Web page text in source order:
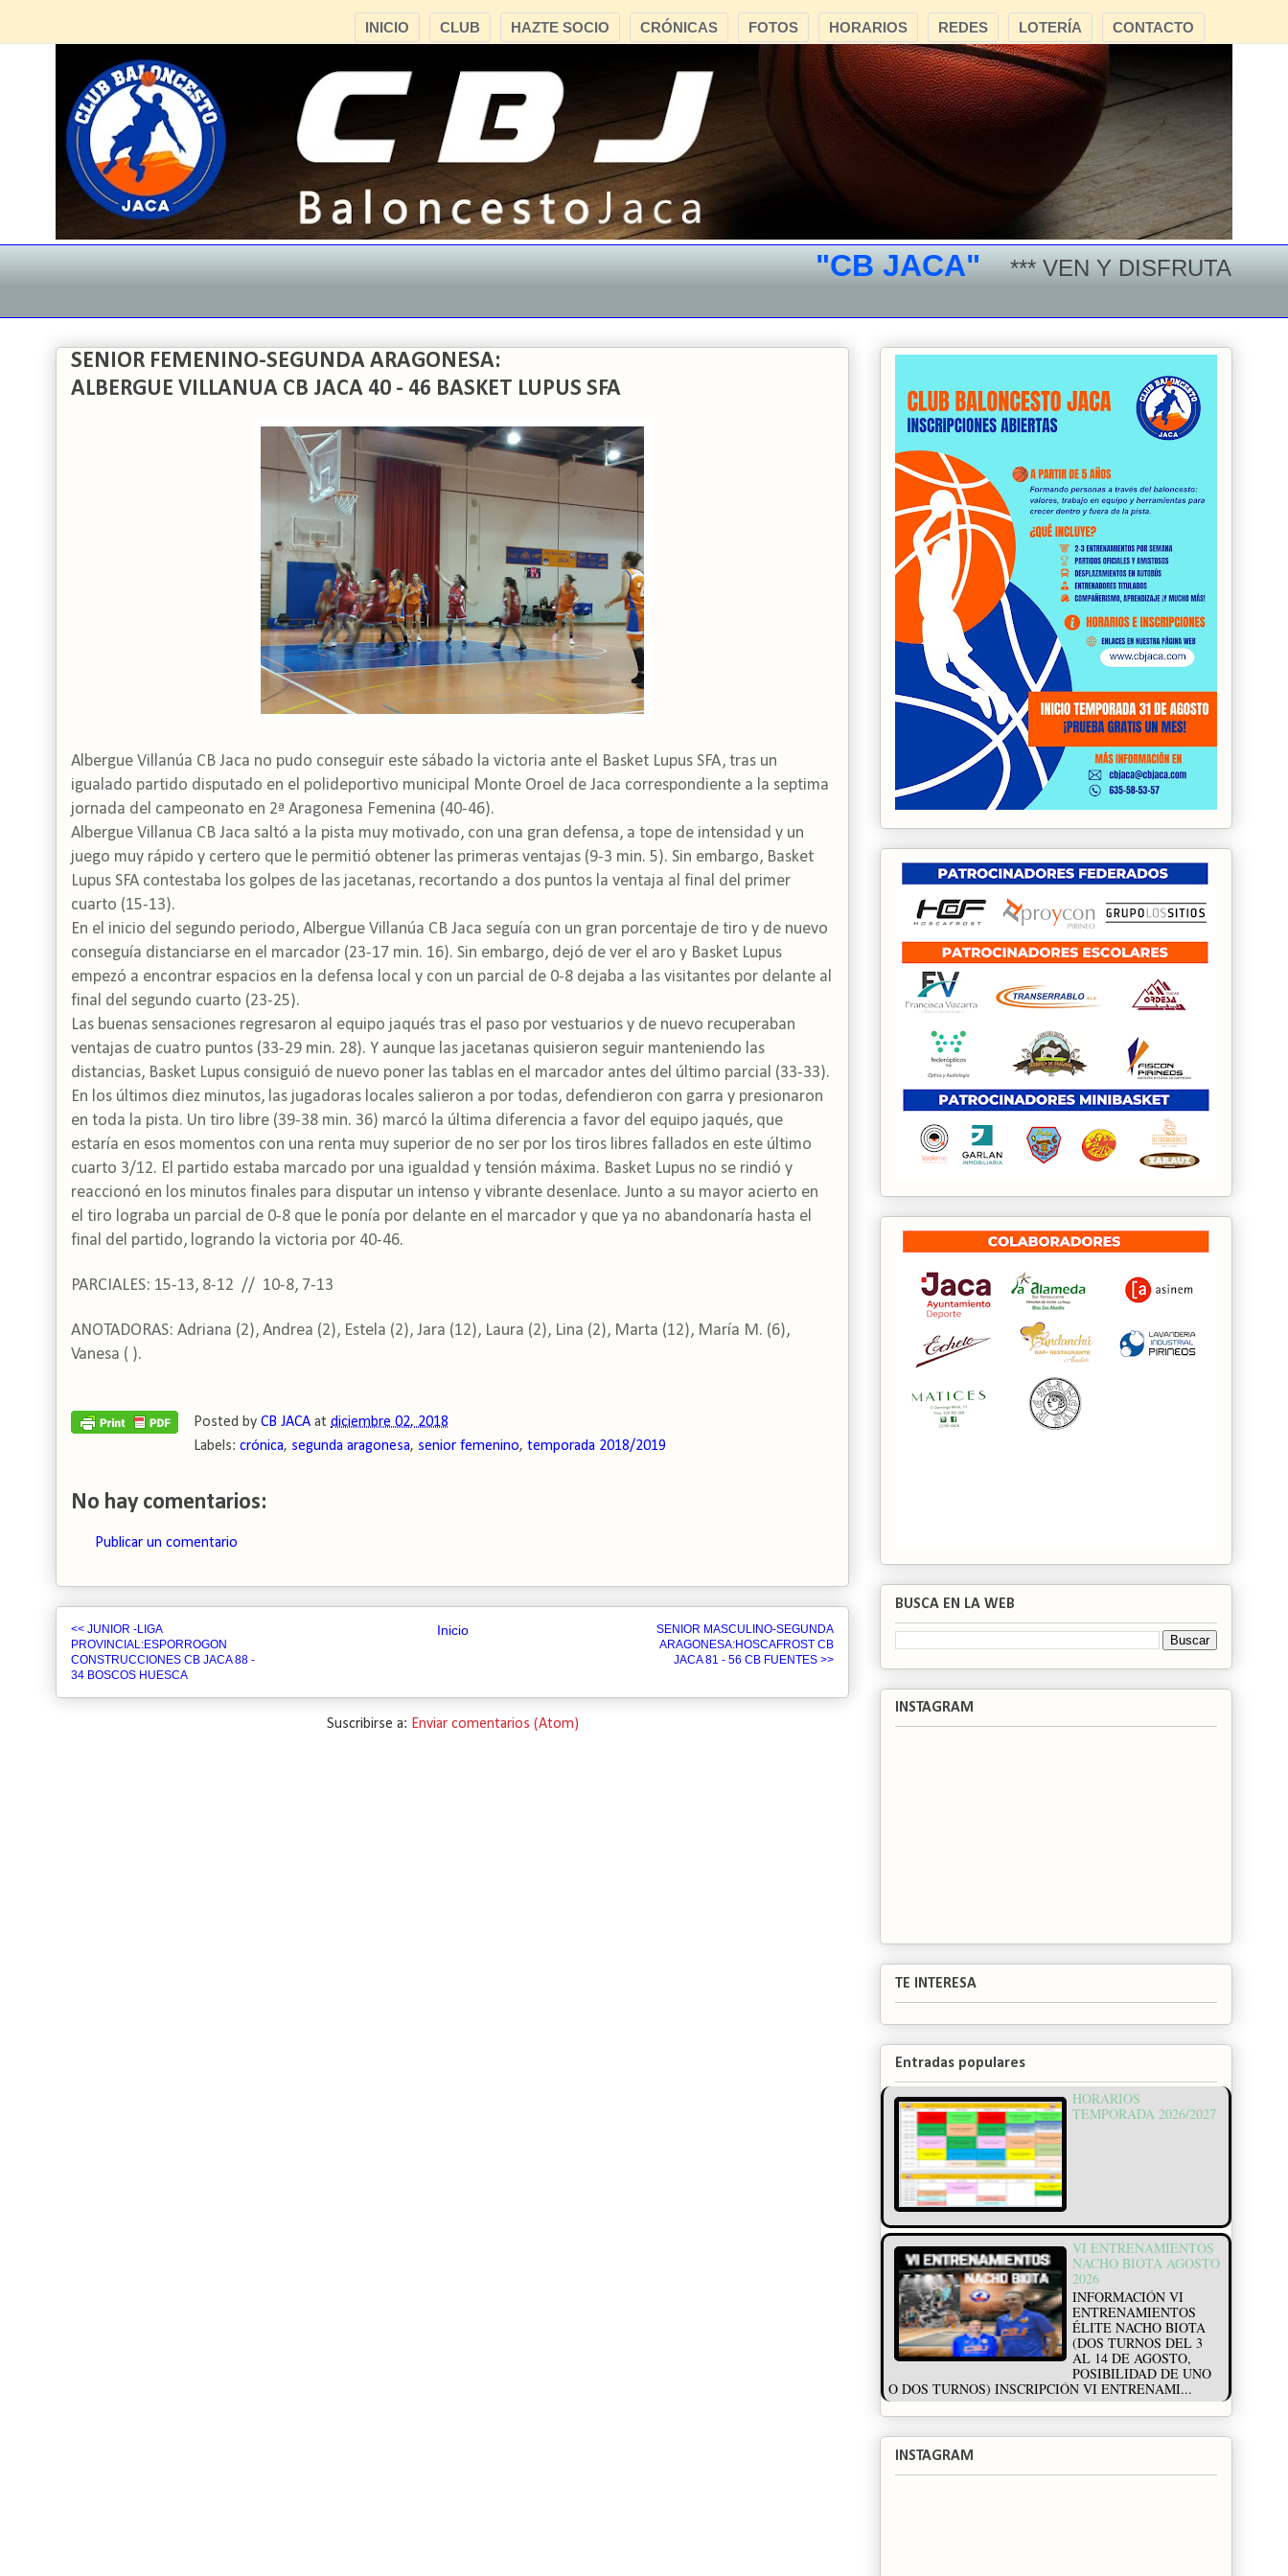
CONTACTO
LOTERÍA
REDES
HORARIOS
FOTOS
CRÓNICAS
HAZTE SOCIO
CLUB
INICIO
"CB JACA" *** VEN Y DISFRUTA DEL
SENIOR FEMENINO-SEGUNDA ARAGONESA:
ALBERGUE VILLANUA CB JACA 40 - 46 BASKET LUPUS SFA
Albergue Villanúa CB Jaca no pudo conseguir este sábado la victoria ante el Basket Lupus SFA, tras un
igualado partido disputado en el polideportivo municipal Monte Oroel de Jaca correspondiente a la septima
jornada del campeonato en 2ª Aragonesa Femenina (40-46).
Albergue Villanua CB Jaca saltó a la pista muy motivado, con una gran defensa, a tope de intensidad y un
juego muy rápido y certero que le permitió obtener las primeras ventajas (9-3 min. 5). Sin embargo, Basket
Lupus SFA contestaba los golpes de las jacetanas, recortando a dos puntos la ventaja al final del primer
cuarto (15-13).
En el inicio del segundo periodo, Albergue Villanúa CB Jaca seguía con un gran porcentaje de tiro y de nuevo
conseguía distanciarse en el marcador (23-17 min. 16). Sin embargo, dejó de ver el aro y Basket Lupus
empezó a encontrar espacios en la defensa local y con un parcial de 0-8 dejaba a las visitantes por delante al
final del segundo cuarto (23-25).
Las buenas sensaciones regresaron al equipo jaqués tras el paso por vestuarios y de nuevo recuperaban
ventajas de cuatro puntos (33-29 min. 28). Y aunque las jacetanas quisieron seguir manteniendo las
distancias, Basket Lupus consiguió de nuevo poner las tablas en el marcador antes del último parcial (33-33).
En los últimos diez minutos, las jugadoras locales salieron a por todas, defendieron con garra y presionaron
en toda la pista. Un tiro libre (39-38 min. 36) marcó la última diferencia a favor del equipo jaqués, que
estaría en esos momentos con una renta muy superior de no ser por los tiros libres fallados en este último
cuarto 3/12. El partido estaba marcado por una igualdad y tensión máxima. Basket Lupus no se rindió y
reaccionó en los minutos finales para disputar un intenso y vibrante desenlace. Junto a su mayor acierto en
el tiro lograba un parcial de 0-8 que le ponía por delante en el marcador y que ya no abandonaría hasta el
final del partido, logrando la victoria por 40-46.
PARCIALES: 15-13, 8-12 // 10-8, 7-13
ANOTADORAS: Adriana (2), Andrea (2), Estela (2), Jara (12), Laura (2), Lina (2), Marta (12), María M. (6),
Vanesa ( ).
Posted by CB JACA at diciembre 02, 2018
Labels: crónica, segunda aragonesa, senior femenino, temporada 2018/2019
No hay comentarios:
Publicar un comentario
<< JUNIOR -LIGA
PROVINCIAL:ESPORROGON
CONSTRUCCIONES CB JACA 88 -
34 BOSCOS HUESCA
SENIOR MASCULINO-SEGUNDA
ARAGONESA:HOSCAFROST CB
JACA 81 - 56 CB FUENTES >>
Inicio
Suscribirse a: Enviar comentarios (Atom)
BUSCA EN LA WEB
INSTAGRAM
TE INTERESA
Entradas populares
HORARIOS
TEMPORADA 2026/2027
VI ENTRENAMIENTOS
NACHO BIOTA AGOSTO
2026
INFORMACIÓN VI
ENTRENAMIENTOS
ÉLITE NACHO BIOTA
(DOS TURNOS DEL 3
AL 14 DE AGOSTO,
POSIBILIDAD DE UNO
O DOS TURNOS) INSCRIPCIÓN VI ENTRENAMI...
INSTAGRAM